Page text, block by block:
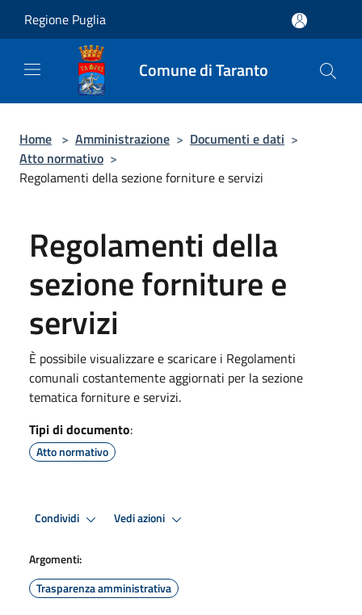
Regione Puglia
Comune di Taranto
Home > Amministrazione > Documenti e dati >
Atto normativo >
Regolamenti della sezione forniture e servizi
Regolamenti della
sezione forniture e
servizi
È possibile visualizzare e scaricare i Regolamenti
comunali costantemente aggiornati per la sezione
tematica forniture e servizi.
Tipi di documento:
Atto normativo
Condividi Vedi azioni
Argomenti:
Trasparenza amministrativa